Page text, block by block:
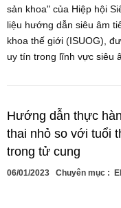
sản khoa" của Hiệp hội
liệu hướng dẫn siêu âm
khoa thế giới (ISUOG),
uy tín trong lĩnh vực siêu
Hướng dẫn thực
thai nhỏ so với tuổi
trong tử cung
06/01/2023 Chuyên mục :